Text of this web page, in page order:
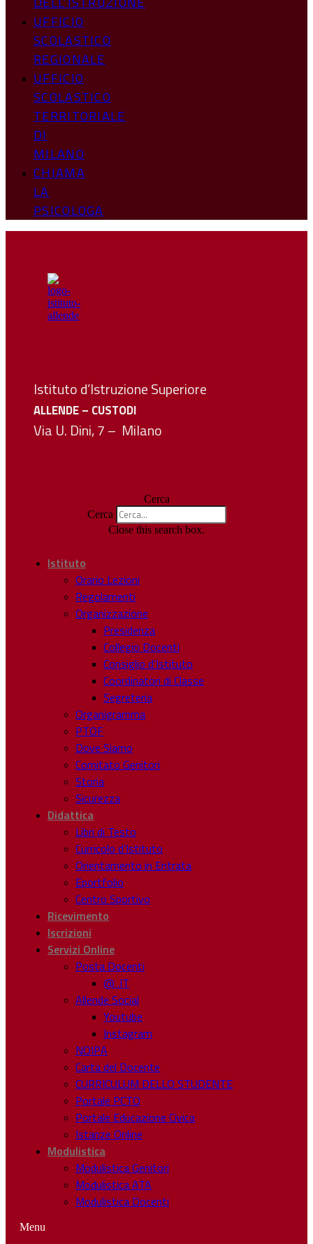
UFFICIO
SCOLASTICO
REGIONALE
UFFICIO
SCOLASTICO
TERRITORIALE
DI
MILANO
CHIAMA
LA
PSICOLOGA
Istituto d’Istruzione Superiore
ALLENDE – CUSTODI
Via U. Dini, 7 – Milano
Cerca
Cerca
Close this search box.
Istituto
Orario Lezioni
Regolamenti
Organizzazione
Presidenza
Collegio Docenti
Consiglio d’Istituto
Coordinatori di Classe
Segreteria
Organigramma
PTOF
Dove Siamo
Comitato Genitori
Storia
Sicurezza
Didattica
Libri di Testo
Curricolo d’Istituto
Orientamento in Entrata
Eportfolio
Centro Sportivo
Ricevimento
Iscrizioni
Servizi Online
Posta Docenti
@ .IT
Allende Social
Youtube
Instagram
NOIPA
Carta del Docente
CURRICULUM DELLO STUDENTE
Portale PCTO
Portale Educazione Civica
Istanze Online
Modulistica
Modulistica Genitori
Modulistica ATA
Modulistica Docenti
Menu